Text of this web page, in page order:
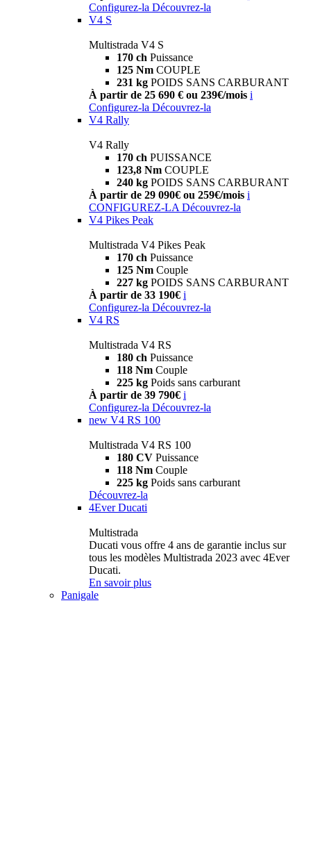
Configurez-la Découvrez-la
V4 S
Multistrada V4 S
170 ch Puissance
125 Nm COUPLE
231 kg POIDS SANS CARBURANT
À partir de 25 690 € ou 239€/mois i
Configurez-la Découvrez-la
V4 Rally
V4 Rally
170 ch PUISSANCE
123,8 Nm COUPLE
240 kg POIDS SANS CARBURANT
À partir de 29 090€ ou 259€/mois i
CONFIGUREZ-LA Découvrez-la
V4 Pikes Peak
Multistrada V4 Pikes Peak
170 ch Puissance
125 Nm Couple
227 kg POIDS SANS CARBURANT
À partir de 33 190€ i
Configurez-la Découvrez-la
V4 RS
Multistrada V4 RS
180 ch Puissance
118 Nm Couple
225 kg Poids sans carburant
À partir de 39 790€ i
Configurez-la Découvrez-la
new V4 RS 100
Multistrada V4 RS 100
180 CV Puissance
118 Nm Couple
225 kg Poids sans carburant
Découvrez-la
4Ever Ducati
Multistrada
Ducati vous offre 4 ans de garantie inclus sur
tous les modèles Multistrada 2023 avec 4Ever
Ducati.
En savoir plus
Panigale